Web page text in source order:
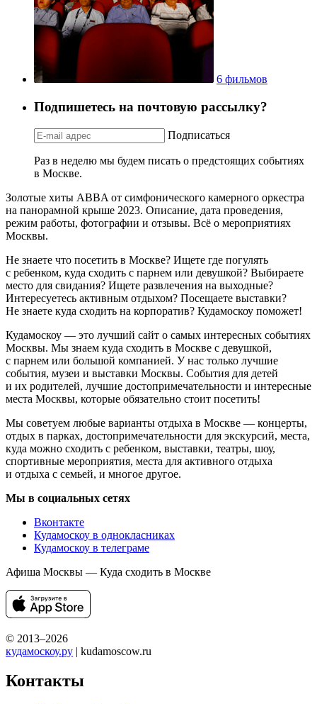
6 фильмов
Подпишетесь на почтовую рассылку?
Подписаться
Раз в неделю мы будем писать о предстоящих событиях
в Москве.
Золотые хиты ABBA от симфонического камерного оркестра
на панорамной крыше 2023. Описание, дата проведения,
режим работы, фотографии и отзывы. Всё о мероприятиях
Москвы.
Не знаете что посетить в Москве? Ищете где погулять
с ребенком, куда сходить с парнем или девушкой? Выбираете
место для свидания? Ищете развлечения на выходные?
Интересуетесь активным отдыхом? Посещаете выставки?
Не знаете куда сходить на корпоратив? Кудамоскоу поможет!
Кудамоскоу — это лучший сайт о самых интересных событиях
Москвы. Мы знаем куда сходить в Москве с девушкой,
с парнем или большой компанией. У нас только лучшие
события, музеи и выставки Москвы. События для детей
и их родителей, лучшие достопримечательности и интересные
места Москвы, которые обязательно стоит посетить!
Мы советуем любые варианты отдыха в Москве — концерты,
отдых в парках, достопримечательности для экскурсий, места,
куда можно сходить с ребенком, выставки, театры, шоу,
спортивные мероприятия, места для активного отдыха
и отдыха с семьей, и многое другое.
Мы в социальных сетях
Вконтакте
Кудамоскоу в однокласниках
Кудамоскоу в телеграме
Афиша Москвы — Куда сходить в Москве
© 2013–2026
кудамоскоу.ру | kudamoscow.ru
Контакты